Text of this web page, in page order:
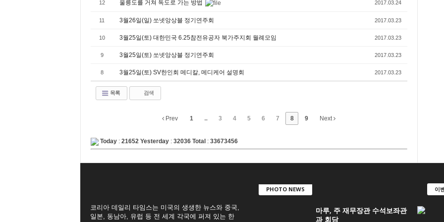
12 울릉도를 거쳐 독도로 가는 방법 2017.03.24
11 3월26일(일) 쏘넷앙상블 정기연주회 2017.03.23
10 3월25일(토) 대한민국 6.25참전유공자 북가주지회 월례모임 2017.03.23
9 3월25일(토) 쏘넷앙상블 정기연주회 2017.03.23
8 3월25일(토) SV한인회 메디칼, 메디케어 설명회 2017.03.23
목록 검색
Prev 1 ... 3 4 5 6 7 8 9 Next
Today: 21652 Yesterday: 32036 Total : 33673456
코리아 데일리 타임스는 미국의 생생한 뉴스와 중국,
일본, 동남아, 유럽 등 전 세계 각국에 퍼져 있는 한
PHOTO NEWS
마루, 주 재무장관 수석보좌관
과 회담
이